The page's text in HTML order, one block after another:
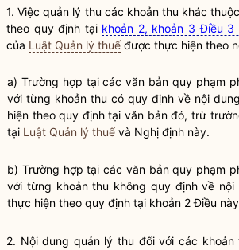
1. Việc quản lý thu các khoản thu khác
theo quy định tại khoản 2, khoản 3 Điều 3
của Luật Quản lý thuếđược thực hiện theo
a) Trường hợp tại các văn bản quy phạm
với từng khoản thu có quy định về nội
hiện theo quy định tại văn bản đó, trừ
tại Luật Quản lý thuếvà Nghị định này.
b) Trường hợp tại các văn bản quy phạm
với từng khoản thu không quy định về
thực hiện theo quy định tại khoản 2 Điều
2. Nội dung quản lý thu đối với các khoản